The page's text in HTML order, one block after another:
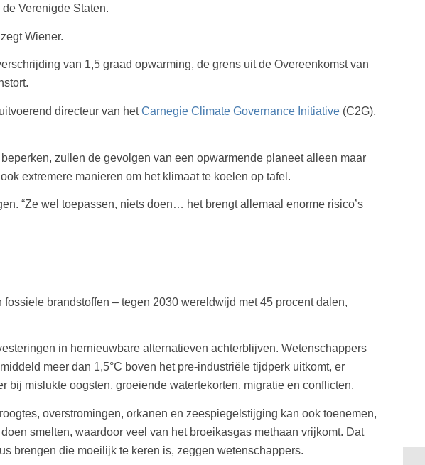
Verenigde Staten.
Wiener.
van 1,5 graad opwarming, de grens uit de Overeenkomst van
directeur van hetCarnegie Climate Governance Initiative (C2G),
zullen de gevolgen van een opwarmende planeet alleen maar
extremere manieren om het klimaat te koelen op tafel.
“Ze wel toepassen, niets doen… het brengt allemaal enorme risico’s
brandstoffen – tegen 2030 wereldwijd met 45 procent dalen,
in hernieuwbare alternatieven achterblijven. Wetenschappers
meer dan 1,5°C boven het pre-industriële tijdperk uitkomt, er
mislukte oogsten, groeiende watertekorten, migratie en conflicten.
overstromingen, orkanen en zeespiegelstijging kan ook toenemen,
smelten, waardoor veel van het broeikasgas methaan vrijkomt. Dat
brengen die moeilijk te keren is, zeggen wetenschappers.